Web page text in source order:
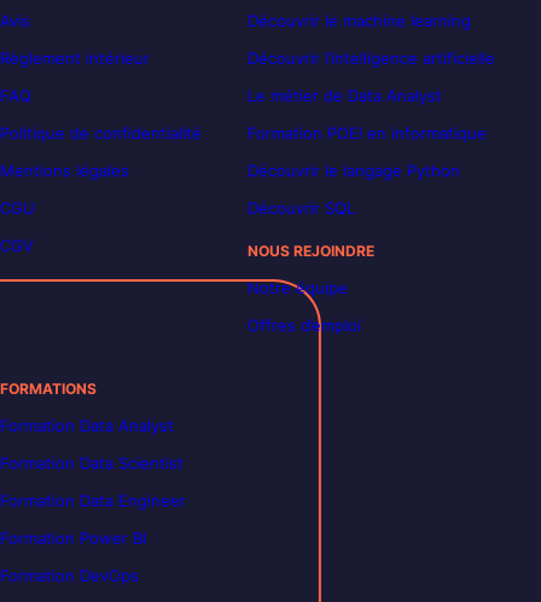
Avis
Règlement intérieur
FAQ
Politique de confidentialité
Mentions légales
CGU
CGV
Découvrir le machine learning
Découvrir l’intelligence artificielle
Le métier de Data Analyst
Formation POEI en informatique
Découvrir le langage Python
Découvrir SQL
NOUS REJOINDRE
Notre équipe
Offres d’emploi
FORMATIONS
Formation Data Analyst
Formation Data Scientist
Formation Data Engineer
Formation Power BI
Formation DevOps